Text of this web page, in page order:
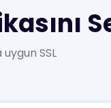
SSL